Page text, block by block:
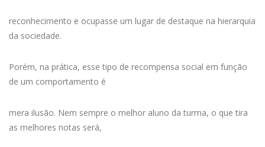
reconhecimento e ocupasse um lugar de destaque na hierarquia
da sociedade.
Porém, na prática, esse tipo de recompensa social em função
de um comportamento é
mera ilusão. Nem sempre o melhor aluno da turma, o que tira
as melhores notas será,